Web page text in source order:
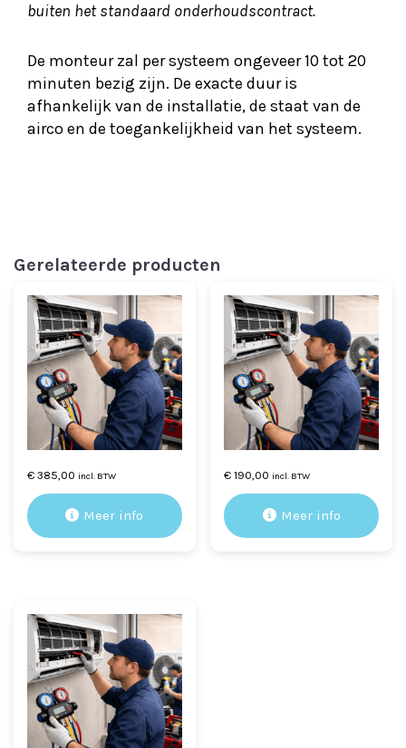
buiten het standaard onderhoudscontract.
De monteur zal per systeem ongeveer 10 tot 20
minuten bezig zijn. De exacte duur is
afhankelijk van de installatie, de staat van de
airco en de toegankelijkheid van het systeem.
Gerelateerde producten
€ 385,00 incl. BTW
Meer info
€ 190,00 incl. BTW
Meer info